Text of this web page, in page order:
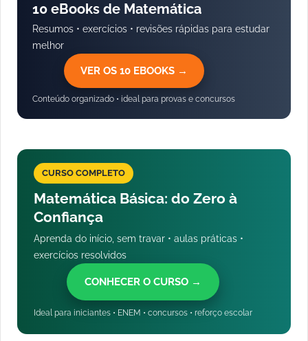
10 eBooks de Matemática
Resumos • exercícios • revisões rápidas para estudar
melhor
VER OS 10 EBOOKS →
Conteúdo organizado • ideal para provas e concursos
CURSO COMPLETO
Matemática Básica: do Zero à
Confiança
Aprenda do início, sem travar • aulas práticas •
exercícios resolvidos
CONHECER O CURSO →
Ideal para iniciantes • ENEM • concursos • reforço escolar